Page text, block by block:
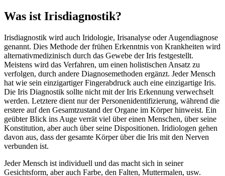
Was ist Irisdiagnostik?
Irisdiagnostik wird auch Iridologie, Irisanalyse oder Augendiagnose
genannt. Dies Methode der frühen Erkenntnis von Krankheiten wird
alternativmedizinisch durch das Gewebe der Iris festgestellt.
Meistens wird das Verfahren, um einen holistischen Ansatz zu
verfolgen, durch andere Diagnosemethoden ergänzt. Jeder Mensch
hat wie sein einzigartiger Fingerabdruck auch eine einzigartige Iris.
Die Iris Diagnostik sollte nicht mit der Iris Erkennung verwechselt
werden. Letztere dient nur der Personenidentifizierung, während die
erstere auf den Gesamtzustand der Organe im Körper hinweist. Ein
geübter Blick ins Auge verrät viel über einen Menschen, über seine
Konstitution, aber auch über seine Dispositionen. Iridiologen gehen
davon aus, dass der gesamte Körper über die Iris mit den Nerven
verbunden ist.
Jeder Mensch ist individuell und das macht sich in seiner
Gesichtsform, aber auch Farbe, den Falten, Muttermalen, usw.